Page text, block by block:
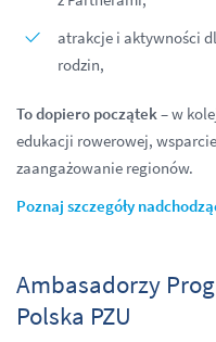
atrakcje i aktywności
rodzin,
To dopiero początek– w
edukacji rowerowej, wsparcie
zaangażowanie regionów.
Poznaj szczegóły
Ambasadorzy
Polska PZU